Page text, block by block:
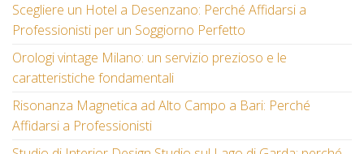
Scegliere un Hotel a Desenzano: Perché Affidarsi a
Professionisti per un Soggiorno Perfetto
Orologi vintage Milano: un servizio prezioso e le
caratteristiche fondamentali
Risonanza Magnetica ad Alto Campo a Bari: Perché
Affidarsi a Professionisti